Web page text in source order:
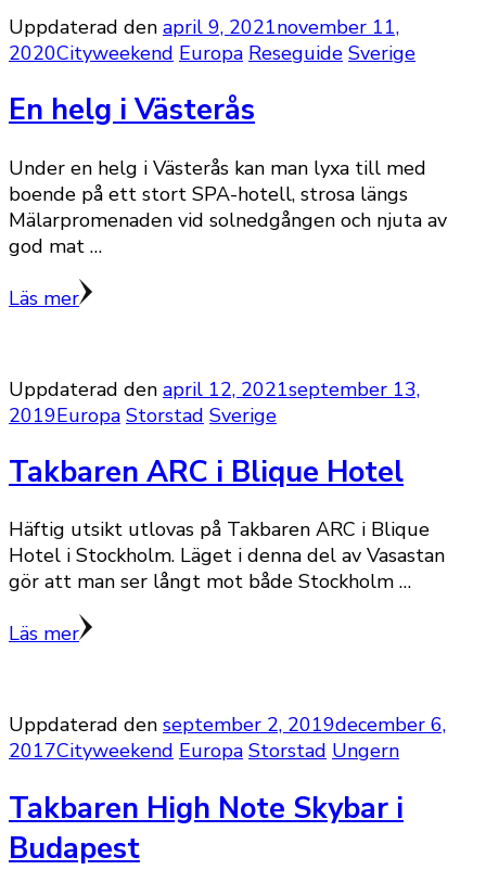
Uppdaterad den april 9, 2021november 11,
2020Cityweekend Europa Reseguide Sverige
En helg i Västerås
Under en helg i Västerås kan man lyxa till med
boende på ett stort SPA-hotell, strosa längs
Mälarpromenaden vid solnedgången och njuta av
god mat …
Läs mer
Uppdaterad den april 12, 2021september 13,
2019Europa Storstad Sverige
Takbaren ARC i Blique Hotel
Häftig utsikt utlovas på Takbaren ARC i Blique
Hotel i Stockholm. Läget i denna del av Vasastan
gör att man ser långt mot både Stockholm …
Läs mer
Uppdaterad den september 2, 2019december 6,
2017Cityweekend Europa Storstad Ungern
Takbaren High Note Skybar i
Budapest